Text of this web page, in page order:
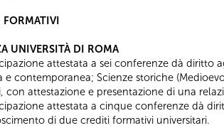
FORMATIVI
UNIVERSITÀ DI ROMA
attestata a sei conferenze dà diritto
e contemporanea; Scienze storiche
con attestazione e presentazione di una
attestata a cinque conferenze dà
di due crediti formativi universitari.